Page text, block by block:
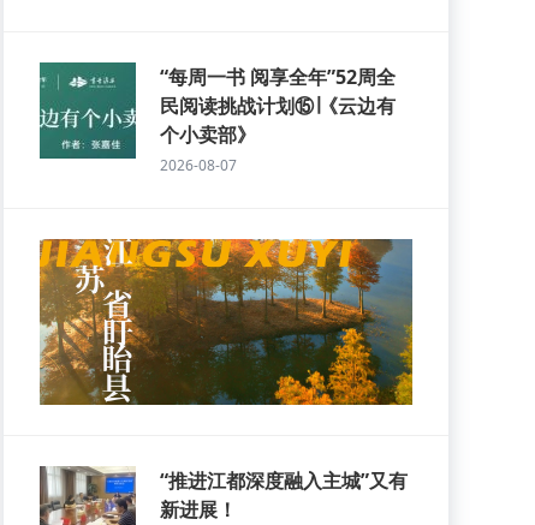
“每周一书 阅享全年”52周全
民阅读挑战计划⑮∣《云边有
个小卖部》
2026-08-07
“推进江都深度融入主城”又有
新进展！